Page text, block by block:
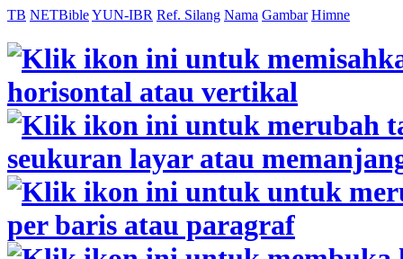
TB NETBibleYUN-IBR Ref. Silang Nama Gambar Himne